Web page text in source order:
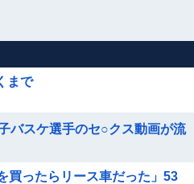
まで
バスケ選手のセ○クス動画が流
買ったらリース車だった」53